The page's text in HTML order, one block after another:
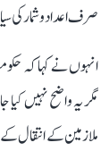
صرف اعداد و شمار
مگر یہ واضح نہیں
ملازمین کے انتقال